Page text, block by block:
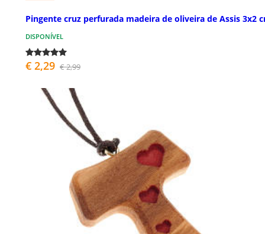
Pingente cruz perfurada madeira de oliveira de Assis 3x2
DISPONÍVEL
€ 2,29 € 2,99